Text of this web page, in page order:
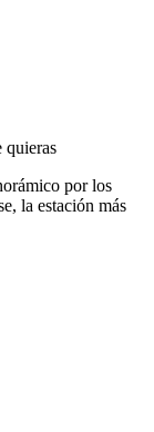
quieras
por los
la estación más